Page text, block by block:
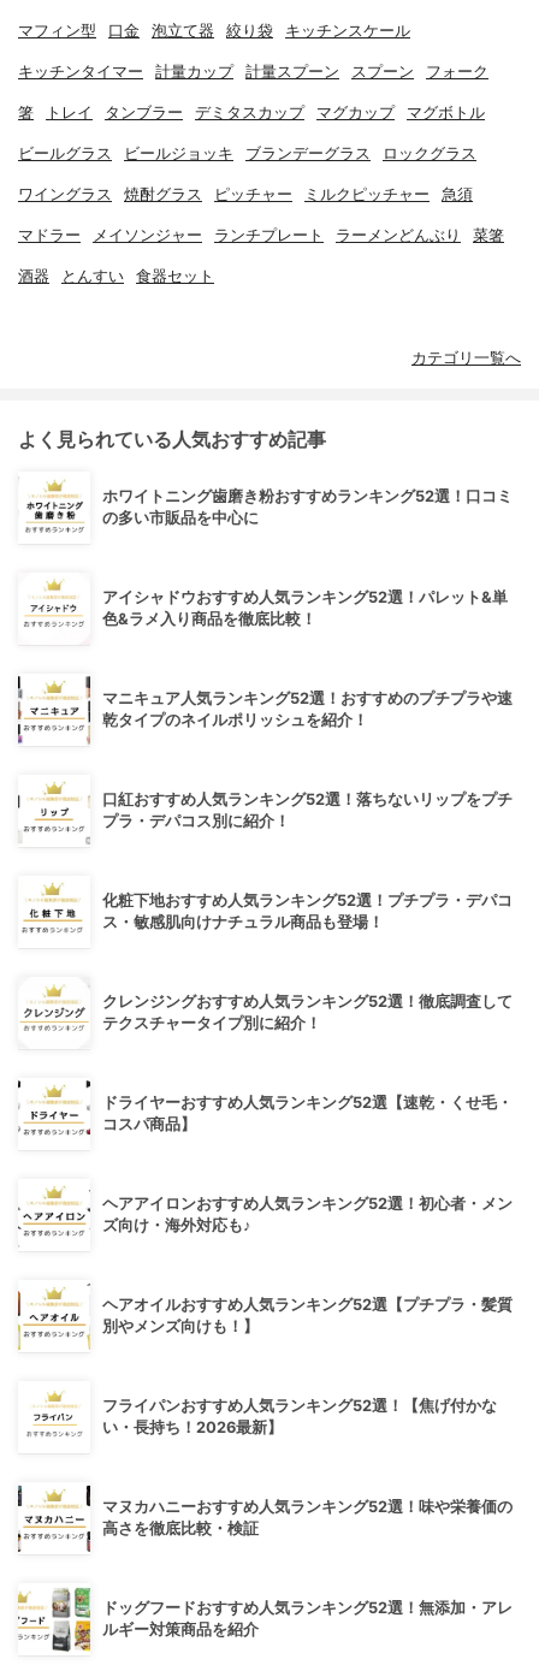
マフィン型 口金 泡立て器 絞り袋 キッチンスケール
キッチンタイマー 計量カップ 計量スプーン スプーン フォーク
箸 トレイ タンブラー デミタスカップ マグカップ マグボトル
ビールグラス ビールジョッキ ブランデーグラス ロックグラス
ワイングラス 焼酎グラス ピッチャー ミルクピッチャー 急須
マドラー メイソンジャー ランチプレート ラーメンどんぶり 菜箸
酒器 とんすい 食器セット
カテゴリ一覧へ
よく見られている人気おすすめ記事
ホワイトニング歯磨き粉おすすめランキング52選！口コミ
の多い市販品を中心に
アイシャドウおすすめ人気ランキング52選！パレット&単
色&ラメ入り商品を徹底比較！
マニキュア人気ランキング52選！おすすめのプチプラや速
乾タイプのネイルポリッシュを紹介！
口紅おすすめ人気ランキング52選！落ちないリップをプチ
プラ・デパコス別に紹介！
化粧下地おすすめ人気ランキング52選！プチプラ・デパコ
ス・敏感肌向けナチュラル商品も登場！
クレンジングおすすめ人気ランキング52選！徹底調査して
テクスチャータイプ別に紹介！
ドライヤーおすすめ人気ランキング52選【速乾・くせ毛・
コスパ商品】
ヘアアイロンおすすめ人気ランキング52選！初心者・メン
ズ向け・海外対応も♪
ヘアオイルおすすめ人気ランキング52選【プチプラ・髪質
別やメンズ向けも！】
フライパンおすすめ人気ランキング52選！【焦げ付かな
い・長持ち！2026最新】
マヌカハニーおすすめ人気ランキング52選！味や栄養価の
高さを徹底比較・検証
ドッグフードおすすめ人気ランキング52選！無添加・アレ
ルギー対策商品を紹介